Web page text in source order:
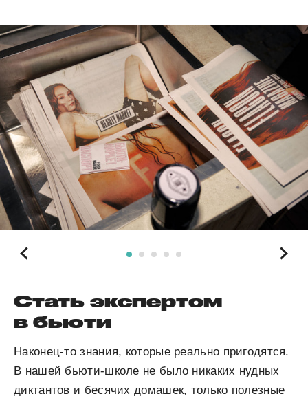
Стать экспертом
в бьюти
Наконец-то знания, которые реально пригодятся.
В нашей бьюти-школе не было никаких нудных
диктантов и бесячих домашек, только полезные